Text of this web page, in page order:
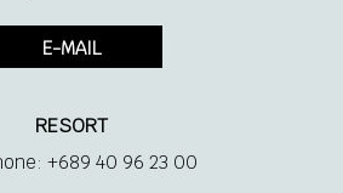
E-MAIL
RESORT
+689 40 96 23 00